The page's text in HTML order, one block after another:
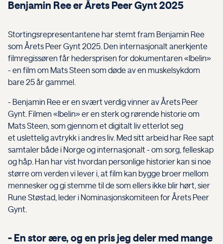
Benjamin Ree er Årets Peer Gynt 2025
Stortingsrepresentantene har stemt fram Benjamin Ree
som Årets Peer Gynt 2025.
Den internasjonalt anerkjente
filmregissøren får hedersprisen for dokumentaren «Ibelin»
- en film om Mats Steen som døde av en muskelsykdom
bare 25 år gammel.
- Benjamin Ree er en svært verdig vinner av Årets Peer
Gynt. Filmen «Ibelin» er en sterk og rørende historie om
Mats Steen, som gjennom et digitalt liv etterlot seg
et uslettelig avtrykk i andres liv. Med sitt arbeid har Ree sapt
samtaler både i Norge og internasjonalt - om sorg, felleskap
og håp. Han har vist hvordan personlige historier kan si noe
større om verden vi lever i, at film kan bygge broer mellom
mennesker og gi stemme til de som ellers ikke blir hørt, sier
Rune Støstad, leder i Nominasjonskomiteen for Årets Peer
Gynt.
- En stor ære, og en pris jeg deler med mange